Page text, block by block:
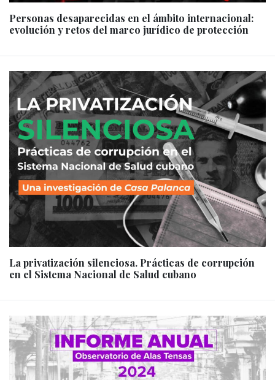
Personas desaparecidas en el ámbito internacional:
evolución y retos del marco jurídico de protección
La privatización silenciosa. Prácticas de corrupción
en el Sistema Nacional de Salud cubano